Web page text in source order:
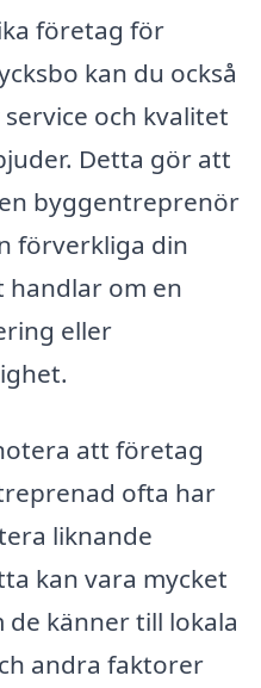
företag för
kan du också
och kvalitet
Detta gör att
byggentreprenör
förverkliga din
handlar om en
eller
att företag
ofta har
liknande
kan vara mycket
känner till lokala
andra faktorer